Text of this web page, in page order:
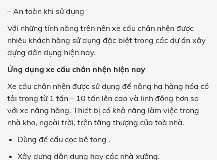
– An toàn khi sử dụng
Với những tính năng trên nên xe cẩu chân nhện được
nhiều khách hàng sử dụng đặc biệt trong các dự án xây
dựng dân dụng hiện nay.
Ứng dụng xe cẩu chân nhện hiện nay
Xe cẩu chân nhện được sử dụng để nâng hạ hàng hóa có
tải trọng từ 1 tấn – 10 tấn lên cao và linh động hơn so
với xe nâng hàng. Thiết bị có khả năng làm việc trong
nhà kho, ngoài trời, trên tầng thượng của toà nhà.
Dùng để cẩu cọc bê tong .
Xây dựng dân dụng hay các nhà xưởng.